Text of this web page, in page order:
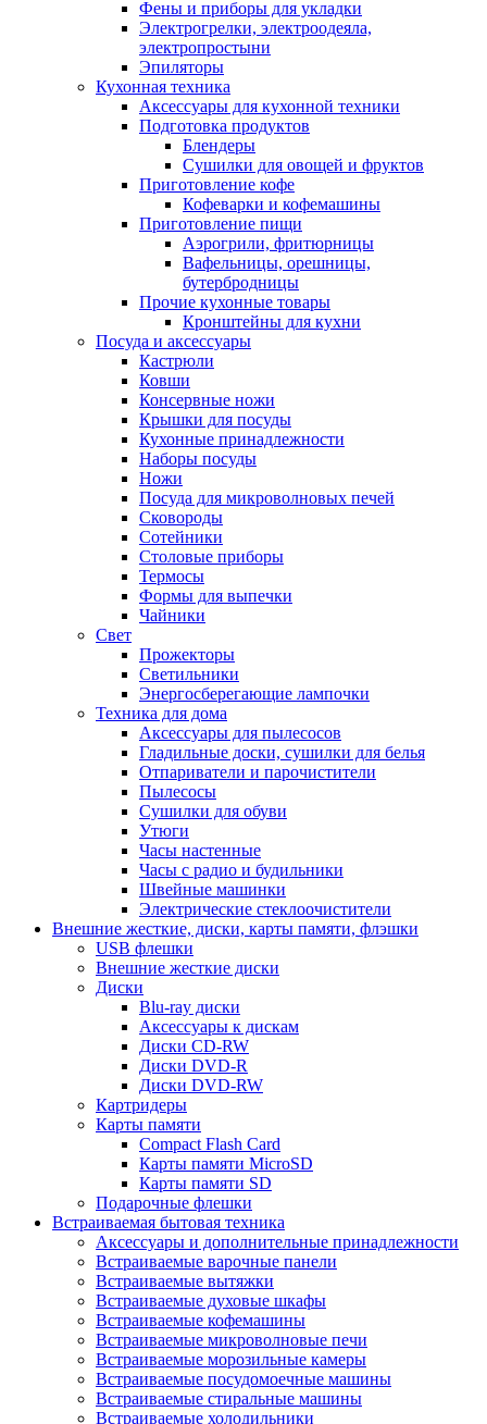
Фены и приборы для укладки
Электрогрелки, электроодеяла,
электропростыни
Эпиляторы
Кухонная техника
Аксессуары для кухонной техники
Подготовка продуктов
Блендеры
Сушилки для овощей и фруктов
Приготовление кофе
Кофеварки и кофемашины
Приготовление пищи
Аэрогрили, фритюрницы
Вафельницы, орешницы,
бутербродницы
Прочие кухонные товары
Кронштейны для кухни
Посуда и аксессуары
Кастрюли
Ковши
Консервные ножи
Крышки для посуды
Кухонные принадлежности
Наборы посуды
Ножи
Посуда для микроволновых печей
Сковороды
Сотейники
Столовые приборы
Термосы
Формы для выпечки
Чайники
Свет
Прожекторы
Светильники
Энергосберегающие лампочки
Техника для дома
Аксессуары для пылесосов
Гладильные доски, сушилки для белья
Отпариватели и парочистители
Пылесосы
Сушилки для обуви
Утюги
Часы настенные
Часы с радио и будильники
Швейные машинки
Электрические стеклоочистители
Внешние жесткие, диски, карты памяти, флэшки
USB флешки
Внешние жесткие диски
Диски
Blu-ray диски
Аксессуары к дискам
Диски CD-RW
Диски DVD-R
Диски DVD-RW
Картридеры
Карты памяти
Compact Flash Card
Карты памяти MicroSD
Карты памяти SD
Подарочные флешки
Встраиваемая бытовая техника
Аксессуары и дополнительные принадлежности
Встраиваемые варочные панели
Встраиваемые вытяжки
Встраиваемые духовые шкафы
Встраиваемые кофемашины
Встраиваемые микроволновые печи
Встраиваемые морозильные камеры
Встраиваемые посудомоечные машины
Встраиваемые стиральные машины
Встраиваемые холодильники